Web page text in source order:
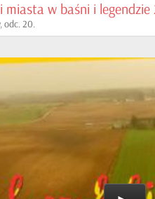
miasta w baśni i legendzie
odc. 20.